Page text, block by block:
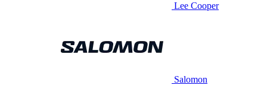
Lee Cooper
Salomon